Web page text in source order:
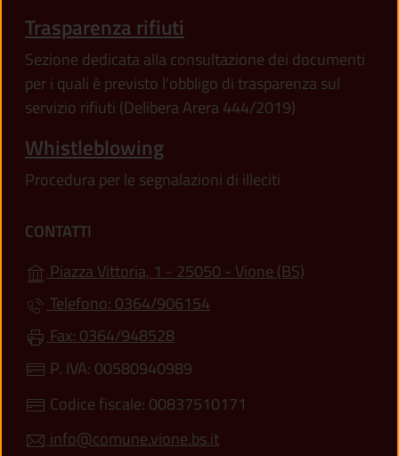
Trasparenza rifiuti
Sezione dedicata alla consultazione dei documenti
per i quali è previsto l'obbligo di trasparenza sul
servizio rifiuti (Delibera Arera 444/2019)
Whistleblowing
Procedura per le segnalazioni di illeciti
CONTATTI
Piazza Vittoria, 1 - 25050 - Vione (BS)
Telefono: 0364/906154
Fax: 0364/948528
P. IVA: 00580940989
Codice fiscale: 00837510171
info@comune.vione.bs.it